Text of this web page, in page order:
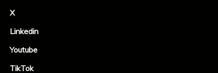
X
Linkedin
Youtube
TikTok